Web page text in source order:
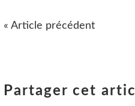
« Article précédent
Partager cet